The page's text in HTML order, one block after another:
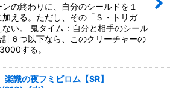
の終わりに、自分のシールドを１
える。ただし、その「Ｓ・トリガ
ない。 鬼タイム：自分と相手のシール
計６つ以下なら、このクリーチャーの
する。
楽識の夜フミビロム【SR】